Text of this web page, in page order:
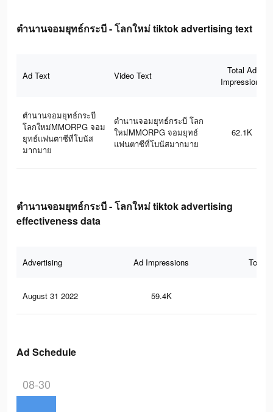
ตำนานจอมยุทธ์กระบี - โลกใหม่ tiktok advertising text
Ad Text Video Text
Total Ad
Impressions
ตำนานจอมยุทธ์กระบี
โลกใหม่MMORPG จอม
ยุทธ์แฟนตาซีที่โบนัส
มากมาย
ตำนานจอมยุทธ์กระบี โลก
ใหม่MMORPG จอมยุทธ์
แฟนตาซีที่โบนัสมากมาย
62.1K
ตำนานจอมยุทธ์กระบี - โลกใหม่ tiktok advertising
effectiveness data
Advertising Ad Impressions Total
August 31 2022 59.4K
Ad Schedule
08-30